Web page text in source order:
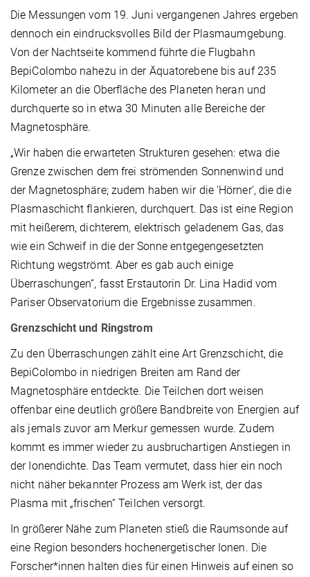
Die Messungen vom 19. Juni vergangenen Jahres ergeben
dennoch ein eindrucksvolles Bild der Plasmaumgebung.
Von der Nachtseite kommend führte die Flugbahn
BepiColombo nahezu in der Äquatorebene bis auf 235
Kilometer an die Oberfläche des Planeten heran und
durchquerte so in etwa 30 Minuten alle Bereiche der
Magnetosphäre.
„Wir haben die erwarteten Strukturen gesehen: etwa die
Grenze zwischen dem frei strömenden Sonnenwind und
der Magnetosphäre; zudem haben wir die 'Hörner', die die
Plasmaschicht flankieren, durchquert. Das ist eine Region
mit heißerem, dichterem, elektrisch geladenem Gas, das
wie ein Schweif in die der Sonne entgegengesetzten
Richtung wegströmt. Aber es gab auch einige
Überraschungen“, fasst Erstautorin Dr. Lina Hadid vom
Pariser Observatorium die Ergebnisse zusammen.
Grenzschicht und Ringstrom
Zu den Überraschungen zählt eine Art Grenzschicht, die
BepiColombo in niedrigen Breiten am Rand der
Magnetosphäre entdeckte. Die Teilchen dort weisen
offenbar eine deutlich größere Bandbreite von Energien auf
als jemals zuvor am Merkur gemessen wurde. Zudem
kommt es immer wieder zu ausbruchartigen Anstiegen in
der Ionendichte. Das Team vermutet, dass hier ein noch
nicht näher bekannter Prozess am Werk ist, der das
Plasma mit „frischen“ Teilchen versorgt.
In größerer Nähe zum Planeten stieß die Raumsonde auf
eine Region besonders hochenergetischer Ionen. Die
Forscher*innen halten dies für einen Hinweis auf einen so